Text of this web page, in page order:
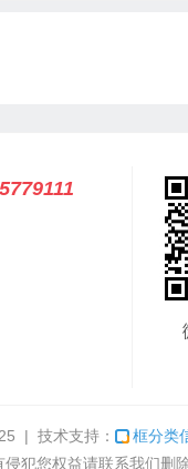
| 技术支持： 框分类
犯您权益请联系我们删